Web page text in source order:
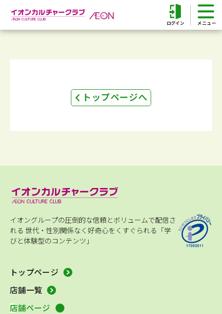
ログイン
トップページへ
イオングループの圧倒的な信頼とボリュームで配信さ
れる 世代・性別関係なく好奇心をくすぐられる「学
びと体験型のコンテンツ」
トップページ
店舗一覧
店舗ページ